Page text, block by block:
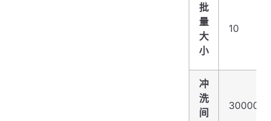
批
量
大
小
10
冲
洗
间
30000（